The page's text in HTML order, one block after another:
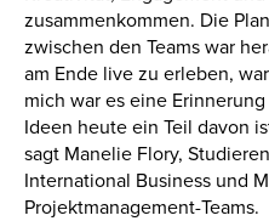
zusammenkommen. Die
zwischen den Teams war
am Ende live zu erleben,
mich war es eine
Ideen heute ein Teil davon
sagt Manelie Flory,
International Business und
Projektmanagement-Teams.